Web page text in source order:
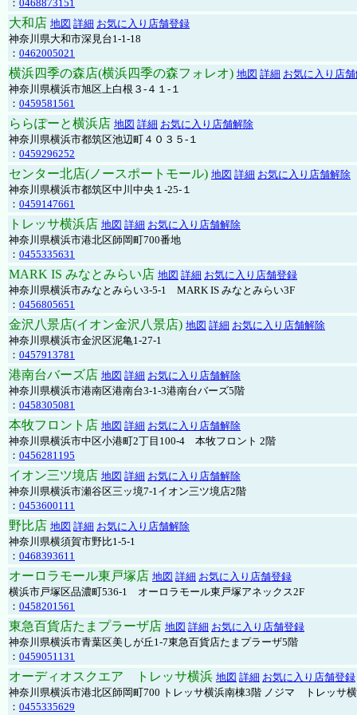
： 0468873151
大和店 地図 詳細 お気に入り店舗登録
神奈川県大和市深見台1-1-18
： 0462005021
横浜四季の森店(横浜四季の森フォレオ) 地図 詳細 お気に入り店
神奈川県横浜市旭区上白根３-４１-１
： 0459581561
ららぽーと横浜店 地図 詳細 お気に入り店舗解除
神奈川県横浜市都筑区池辺町４０３５-１
： 0459296252
センター北店(ノースポートモール) 地図 詳細 お気に入り店舗解除
神奈川県横浜市都筑区中川中央１-25-１
： 0459147661
トレッサ横浜店 地図 詳細 お気に入り店舗解除
神奈川県横浜市港北区師岡町700番地
： 0455335631
MARK IS みなとみらい店 地図 詳細 お気に入り店舗登録
神奈川県横浜市みなとみらい3-5-1 MARK IS みなとみらい3F
： 0456805651
金沢八景店(イオン金沢八景店) 地図 詳細 お気に入り店舗解除
神奈川県横浜市金沢区泥亀1-27-1
： 0457913781
港南台バーズ店 地図 詳細 お気に入り店舗解除
神奈川県横浜市港南区港南台3-1-3港南台バーズ5階
： 0458305081
本牧フロント店 地図 詳細 お気に入り店舗解除
神奈川県横浜市中区小港町2丁目100-4 本牧フロント 2階
： 0456281195
イオン三ツ境店 地図 詳細 お気に入り店舗解除
神奈川県横浜市瀬谷区三ッ境7-1イオン三ツ境店2階
： 0453600111
野比店 地図 詳細 お気に入り店舗解除
神奈川県横須賀市野比1-5-1
： 0468393611
オーロラモール東戸塚店 地図 詳細 お気に入り店舗登録
横浜市戸塚区品濃町536-1 オーロラモール東戸塚アネックス2F
： 0458201561
東急百貨店たまプラーザ店 地図 詳細 お気に入り店舗登録
神奈川県横浜市青葉区美しが丘1-7東急百貨店たまプラーザ5階
： 0459051131
オーディオスクエア トレッサ横浜 地図 詳細 お気に入り店舗登録
神奈川県横浜市港北区師岡町700 トレッサ横浜南棟3階 ノジマ トレッサ
： 0455335629